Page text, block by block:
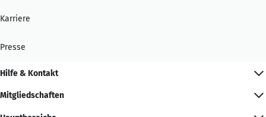
Karriere
Presse
Hilfe & Kontakt
Mitgliedschaften